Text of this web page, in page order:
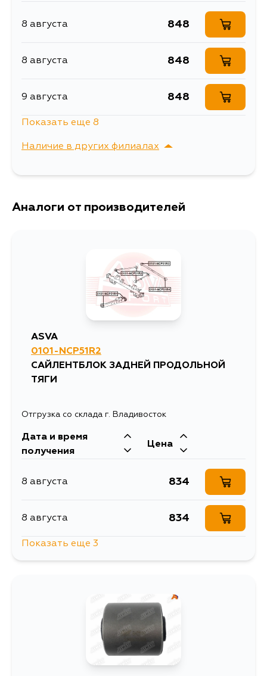
Сайлентблок задней
Ширина упаковки, мм
SR40G, SR50G, CR50G, CR40G,
NCP55V, NCP59G
8 августа 848
8 августа 848
9 августа 848
10 августа 848
14 августа
Показать еще 8
Наличие в других филиалах
г. Владивосток,
Аналоги от производителей
ASVA
0101-NCP51R2
САЙЛЕНТБЛОК ЗАДНЕЙ ПРОДОЛЬНОЙ
ТЯГИ
Отгрузка со склада г. Владивосток
Дата и время
получения
Цена
8 августа 834
8 августа 834
Показать еще 3